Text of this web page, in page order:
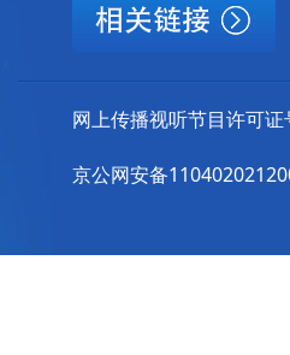
网上传播视听节目许可
京公网安备